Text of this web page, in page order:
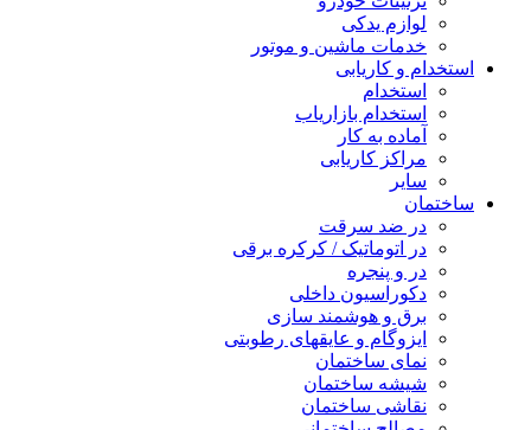
لوازم یدکی
خدمات ماشین و موتور
استخدام و کاریابی
استخدام
استخدام بازاریاب
آماده به کار
مراکز کاریابی
سایر
ساختمان
در ضد سرقت
در اتوماتیک / کرکره برقی
در و پنجره
دکوراسیون داخلی
برق و هوشمند سازی
ایزوگام و عایقهای رطوبتی
نمای ساختمان
شیشه ساختمان
نقاشی ساختمان